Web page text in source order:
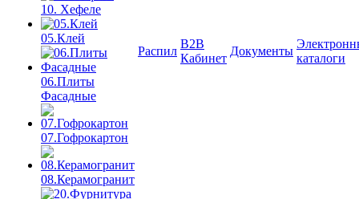
10. Хефеле
05.Клей
06.Плиты
Фасадные
07.Гофрокартон
08.Керамогранит
Распил
B2B
Кабинет
Документы
каталоги